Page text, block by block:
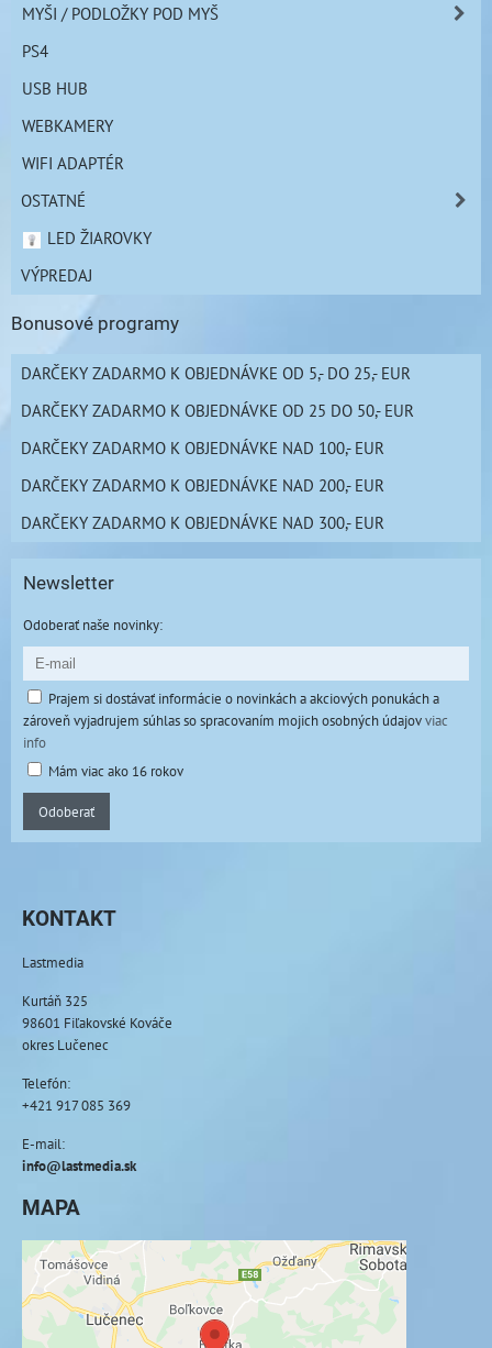
MYŠI / PODLOŽKY POD MYŠ
PS4
USB HUB
WEBKAMERY
WIFI ADAPTÉR
OSTATNÉ
LED ŽIAROVKY
VÝPREDAJ
Bonusové programy
DARČEKY ZADARMO K OBJEDNÁVKE OD 5,- DO 25,- EUR
DARČEKY ZADARMO K OBJEDNÁVKE OD 25 DO 50,- EUR
DARČEKY ZADARMO K OBJEDNÁVKE NAD 100,- EUR
DARČEKY ZADARMO K OBJEDNÁVKE NAD 200,- EUR
DARČEKY ZADARMO K OBJEDNÁVKE NAD 300,- EUR
Newsletter
Odoberať naše novinky:
Prajem si dostávať informácie o novinkách a akciových ponukách a
zároveň vyjadrujem súhlas so spracovaním mojich osobných údajovviac
info
Mám viac ako 16 rokov
Odoberať
KONTAKT
Lastmedia
Kurtáň 325
98601 Fiľakovské Kováče
okres Lučenec
Telefón:
+421 917 085 369
E-mail:
info@lastmedia.sk
MAPA
Externý obsah je blokovaný Voľbami
súkromia